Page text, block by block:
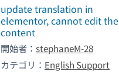
update translation in
elementor, cannot edit the
content
開始者： stephaneM-28
カテゴリ： English Support